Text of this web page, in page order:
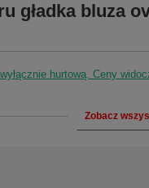
gładka bluza
hurtową. Ceny
Zobacz